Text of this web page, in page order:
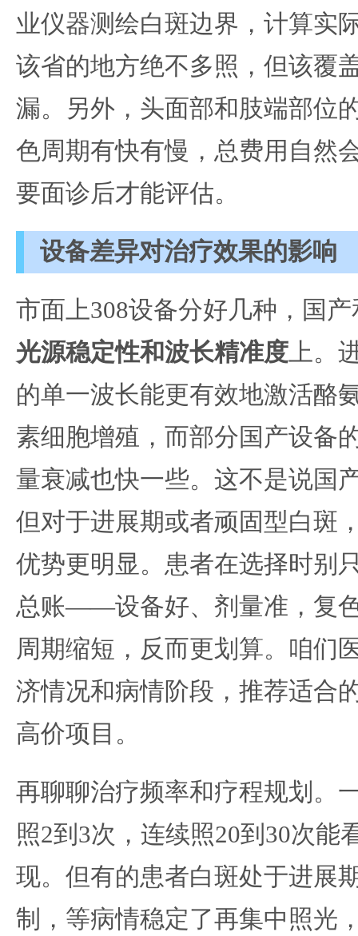
业仪器测绘白斑边界，计算实
该省的地方绝不多照，但该覆
漏。另外，头面部和肢端部位
色周期有快有慢，总费用自然
要面诊后才能评估。
设备差异对治疗效果的影响
市面上308设备分好几种，国
光源稳定性和波长精准度上。
的单一波长能更有效地激活酪
素细胞增殖，而部分国产设备
量衰减也快一些。这不是说国
但对于进展期或者顽固型白斑
优势更明显。患者在选择时别
总账——设备好、剂量准，复
周期缩短，反而更划算。咱们
济情况和病情阶段，推荐适合
高价项目。
再聊聊治疗频率和疗程规划。
照2到3次，连续照20到30次能
现。但有的患者白斑处于进展
制，等病情稳定了再集中照光